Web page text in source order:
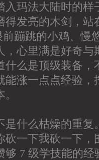
入玛法大陆时的样
得发亮的木剑，站
蹦跳的小鸡、慢
，心里满是好奇与
什么是顶级装备，
能涨一点点经验，
是什么枯燥的重复
砍一下我砍一下，
够 7 级学技能的